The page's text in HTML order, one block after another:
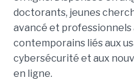
doctorants, jeunes
avancé et professionnels
contemporains liés aux
cybersécurité et aux
en ligne.